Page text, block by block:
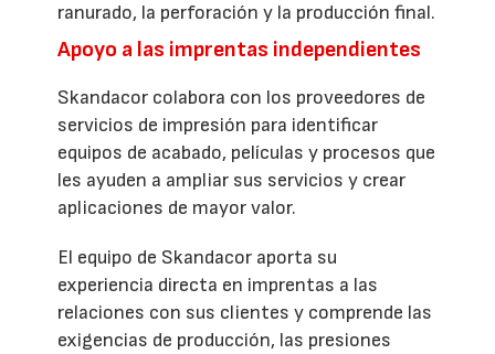
ranurado, la perforación y la producción final.
Apoyo a las imprentas independientes
Skandacor colabora con los proveedores de
servicios de impresión para identificar
equipos de acabado, películas y procesos que
les ayuden a ampliar sus servicios y crear
aplicaciones de mayor valor.
El equipo de Skandacor aporta su
experiencia directa en imprentas a las
relaciones con sus clientes y comprende las
exigencias de producción, las presiones